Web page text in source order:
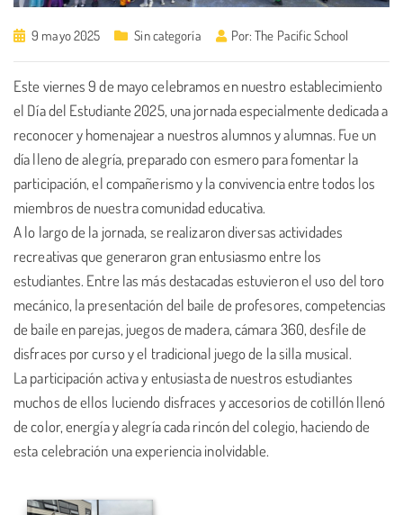
9 mayo 2025 Sin categoría Por:The Pacific School
Este viernes 9 de mayo celebramos en nuestro establecimiento
el Día del Estudiante 2025, una jornada especialmente dedicada a
reconocer y homenajear a nuestros alumnos y alumnas. Fue un
día lleno de alegría, preparado con esmero para fomentar la
participación, el compañerismo y la convivencia entre todos los
miembros de nuestra comunidad educativa.
A lo largo de la jornada, se realizaron diversas actividades
recreativas que generaron gran entusiasmo entre los
estudiantes. Entre las más destacadas estuvieron el uso del toro
mecánico, la presentación del baile de profesores, competencias
de baile en parejas, juegos de madera, cámara 360, desfile de
disfraces por curso y el tradicional juego de la silla musical.
La participación activa y entusiasta de nuestros estudiantes
muchos de ellos luciendo disfraces y accesorios de cotillón llenó
de color, energía y alegría cada rincón del colegio, haciendo de
esta celebración una experiencia inolvidable.